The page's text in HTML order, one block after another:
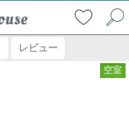
レビュー
空室